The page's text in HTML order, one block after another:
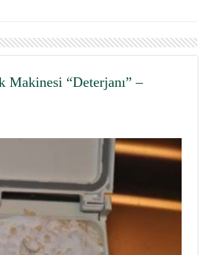
Makinesi “Deterjanı” –